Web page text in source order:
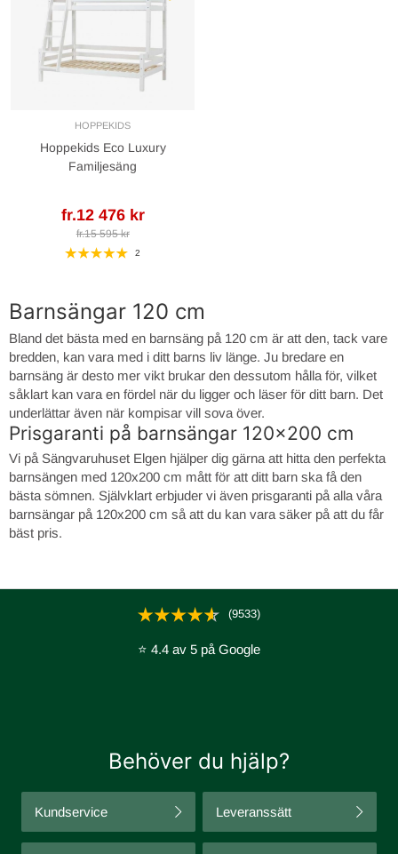
HOPPEKIDS
Hoppekids Eco Luxury
Familjesäng
fr.12 476 kr
fr.15 595 kr
2
Barnsängar 120 cm
Bland det bästa med en barnsäng på 120 cm är att den, tack vare
bredden, kan vara med i ditt barns liv länge. Ju bredare en
barnsäng är desto mer vikt brukar den dessutom hålla för, vilket
såklart kan vara en fördel när du ligger och läser för ditt barn. Det
underlättar även när kompisar vill sova över.
Prisgaranti på barnsängar 120x200 cm
Vi på Sängvaruhuset Elgen hjälper dig gärna att hitta den perfekta
barnsängen med 120x200 cm mått för att ditt barn ska få den
bästa sömnen. Självklart erbjuder vi även prisgaranti på alla våra
barnsängar på 120x200 cm så att du kan vara säker på att du får
bäst pris.
(9533)
⭐ 4.4 av 5 på Google
Behöver du hjälp?
Kundservice Leveranssätt